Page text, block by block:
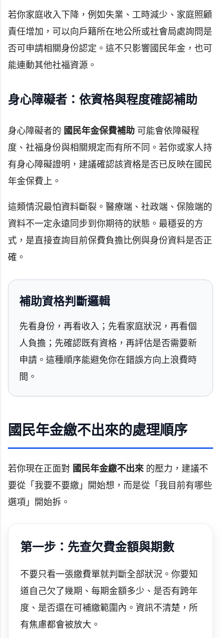
若你家庭收入下降，例如失業、工時減少、家庭照顧
責任增加，可以向戶籍所在地公所或社會局處詢問是
否可申請相關身份認定。這不只影響國民年金，也可
能連動其他社福資源。
身心障礙者：依資格與程度確認補助
身心障礙者的 國民年金保費補助 可能會依障礙程
度、社福身份與相關規定而有所不同。若你或家人持
有身心障礙證明，建議確認該資格是否已反映在國民
年金保費上。
這類情況最怕資料斷裂。醫療端、社政端、保險端的
資料不一定永遠同步到你期待的狀態。最穩妥的方
式，是直接查詢目前保費負擔比例與身份資料是否正
確。
補助資格判斷邏輯
先看身份，再看收入；先看家庭狀況，再看個
人負擔；先確認既有資格，再評估是否需要新
申請。這種順序能避免你在錯誤方向上浪費時
間。
國民年金繳不出來的處理順序
若你現在正面對 國民年金繳不出來的壓力，建議不
要從「我要不要繳」開始想，而是從「我目前有哪些
選項」開始拆。
第一步：先查欠費金額與期數
不要只看一張繳費單就判斷全部狀況。你要知
道自己欠了幾期、每期金額多少、是否有跨年
度、是否還在可補繳範圍內。資訊不清楚，所
有焦慮都會被放大。